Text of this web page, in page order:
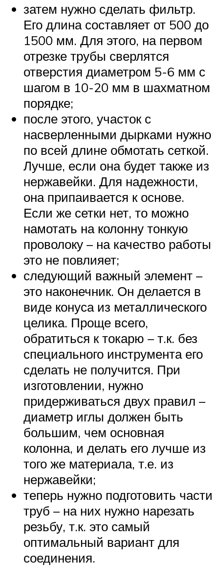
затем нужно сделать фильтр.
Его длина составляет от 500 до
1500 мм. Для этого, на первом
отрезке трубы сверлятся
отверстия диаметром 5-6 мм с
шагом в 10-20 мм в шахматном
порядке;
после этого, участок с
насверленными дырками нужно
по всей длине обмотать сеткой.
Лучше, если она будет также из
нержавейки. Для надежности,
она припаивается к основе.
Если же сетки нет, то можно
намотать на колонну тонкую
проволоку – на качество работы
это не повлияет;
следующий важный элемент –
это наконечник. Он делается в
виде конуса из металлического
целика. Проще всего,
обратиться к токарю – т.к. без
специального инструмента его
сделать не получится. При
изготовлении, нужно
придерживаться двух правил –
диаметр иглы должен быть
большим, чем основная
колонна, и делать его лучше из
того же материала, т.е. из
нержавейки;
теперь нужно подготовить части
труб – на них нужно нарезать
резьбу, т.к. это самый
оптимальный вариант для
соединения.